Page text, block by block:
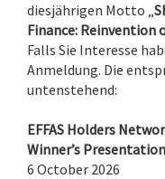
diesjährigen Motto „
Finance: Reinvention
Falls Sie Interesse
Anmeldung. Die
untenstehend:
EFFAS Holders
Winner’s Presentation
6 October 2026